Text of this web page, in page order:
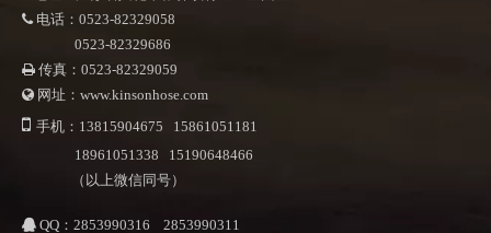
 电话：0523-82329058
0523-82329686
 传真：0523-82329059
 网址：www.kinsonhose.com
 手机：13815904675 15861051181
18961051338 15190648466
（以上微信同号）
 QQ：2853990316 2853990311